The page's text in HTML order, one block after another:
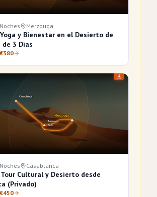
Merzouga
y Bienestar en el Desierto de
de 3 Días
Casablanca
Cultural y Desierto desde
(Privado)